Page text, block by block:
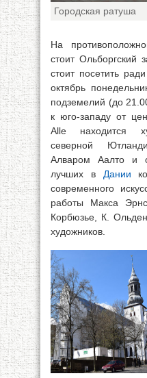
Городская ратуша
На
стоит Ольборгский
стоит посетить
октябрь
подземелий (до
к юго-западу от
Alle находится
северной
Алваром Аалто и
лучших в Дании
современного
работы Макса
Корбюзье, К.
художников.